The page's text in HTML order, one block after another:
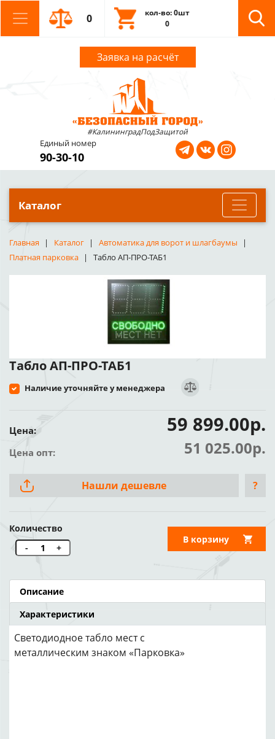
0
кол-во: 0шт
0
Заявка на расчёт
#КалининградПодЗащитой
Единый номер
90-30-10
Каталог
Главная Каталог
Автоматика для ворот и шлагбаумы
Платная парковка
Табло АП-ПРО-ТАБ1
Табло АП-ПРО-ТАБ1
Наличие уточняйте у менеджера
Цена: 59 899.00р.
Цена опт: 51 025.00р.
Нашли дешевле ?
Количество
-
+
В корзину
Описание
Характеристики
Светодиодное табло мест с
металлическим знаком «Парковка»